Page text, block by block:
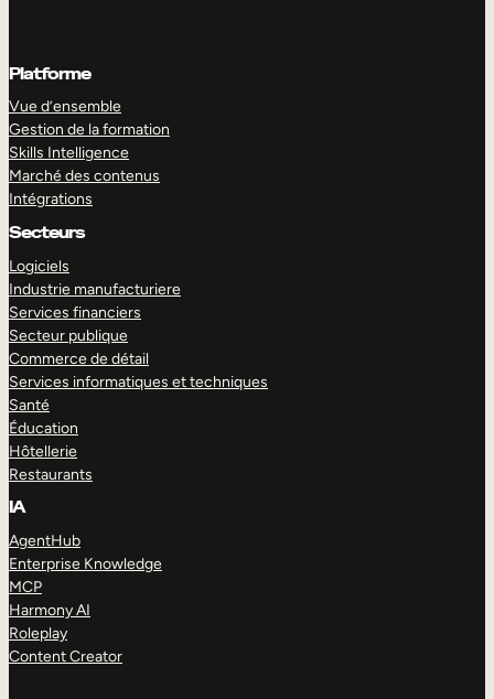
Platforme
Vue d’ensemble
Gestion de la formation
Skills Intelligence
Marché des contenus
Intégrations
Secteurs
Logiciels
Industrie manufacturiere
Services financiers
Secteur publique
Commerce de détail
Services informatiques et techniques
Santé
Éducation
Hôtellerie
Restaurants
IA
AgentHub
Enterprise Knowledge
MCP
Harmony AI
Roleplay
Content Creator